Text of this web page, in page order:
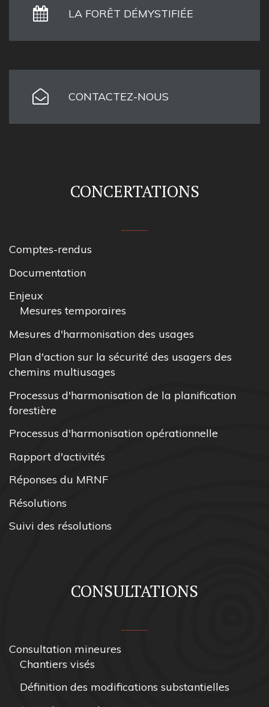
LA FORÊT DÉMYSTIFIÉE
CONTACTEZ-NOUS
CONCERTATIONS
Comptes-rendus
Documentation
Enjeux
Mesures temporaires
Mesures d'harmonisation des usages
Plan d'action sur la sécurité des usagers des
chemins multiusages
Processus d'harmonisation de la planification
forestière
Processus d'harmonisation opérationnelle
Rapport d'activités
Réponses du MRNF
Résolutions
Suivi des résolutions
CONSULTATIONS
Consultation mineures
Chantiers visés
Définition des modifications substantielles